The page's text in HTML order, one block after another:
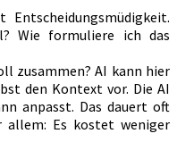
Wie formuliere ich das
zusammen? AI kann hier
den Kontext vor. Die AI
anpasst. Das dauert oft
allem: Es kostet weniger